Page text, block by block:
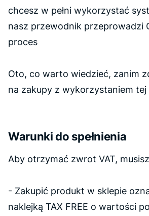
chcesz w pełni wykorzystać
nasz przewodnik przeprowadzi
proces
Oto, co warto wiedzieć, zanim
na zakupy z wykorzystaniem tej
Warunki do spełnienia
Aby otrzymać zwrot VAT,
- Zakupić produkt w sklepie
naklejką TAX FREE o wartości